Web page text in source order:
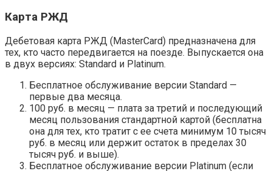
Карта РЖД
Дебетовая карта РЖД (MasterCard) предназначена для
тех, кто часто передвигается на поезде. Выпускается она
в двух версиях: Standard и Platinum.
Бесплатное обслуживание версии Standard —
первые два месяца.
100 руб. в месяц — плата за третий и последующий
месяц пользования стандартной картой (бесплатна
она для тех, кто тратит с ее счета минимум 10 тысяч
руб. в месяц или держит остаток в пределах 30
тысяч руб. и выше).
Бесплатное обслуживание версии Platinum (если